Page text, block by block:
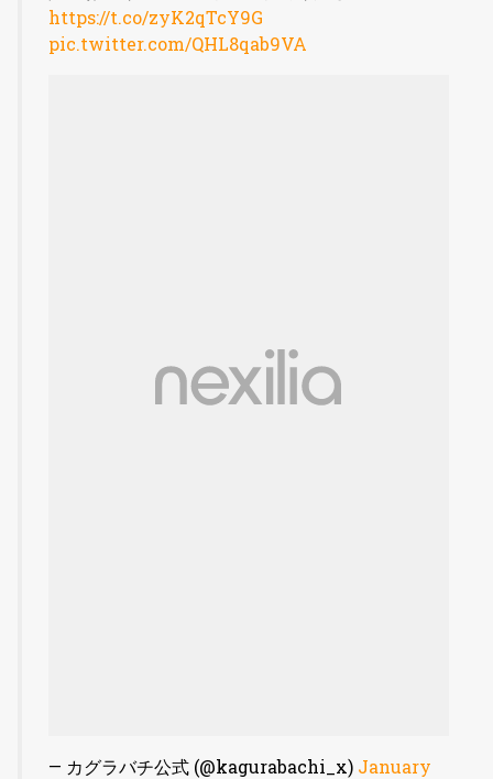
https://t.co/zyK2qTcY9G
pic.twitter.com/QHL8qab9VA
— カグラバチ公式 (@kagurabachi_x) January